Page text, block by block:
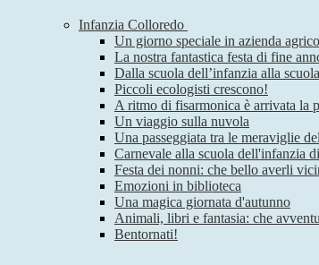
Infanzia Colloredo
Un giorno speciale in azienda
La nostra fantastica festa di fine
Dalla scuola dell’infanzia alla
Piccoli ecologisti crescono!
A ritmo di fisarmonica è arrivata la
Un viaggio sulla nuvola
Una passeggiata tra le meraviglie
Carnevale alla scuola dell'infanzia
Festa dei nonni: che bello averli
Emozioni in biblioteca
Una magica giornata d'autunno
Animali, libri e fantasia: che
Bentornati!